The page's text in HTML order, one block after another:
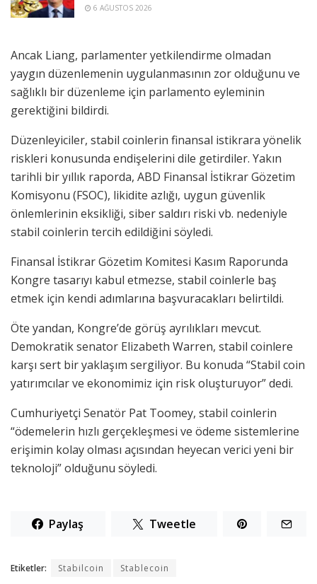
6 AĞUSTOS 2026
Ancak Liang, parlamenter yetkilendirme olmadan
yaygın düzenlemenin uygulanmasının zor olduğunu ve
sağlıklı bir düzenleme için parlamento eyleminin
gerektiğini bildirdi.
Düzenleyiciler, stabil coinlerin finansal istikrara yönelik
riskleri konusunda endişelerini dile getirdiler. Yakın
tarihli bir yıllık raporda, ABD Finansal İstikrar Gözetim
Komisyonu (FSOC), likidite azlığı, uygun güvenlik
önlemlerinin eksikliği, siber saldırı riski vb. nedeniyle
stabil coinlerin tercih edildiğini söyledi.
Finansal İstikrar Gözetim Komitesi Kasım Raporunda
Kongre tasarıyı kabul etmezse, stabil coinlerle baş
etmek için kendi adımlarına başvuracakları belirtildi.
Öte yandan, Kongre’de görüş ayrılıkları mevcut.
Demokratik senator Elizabeth Warren, stabil coinlere
karşı sert bir yaklaşım sergiliyor. Bu konuda “Stabil coin
yatırımcılar ve ekonomimiz için risk oluşturuyor” dedi.
Cumhuriyetçi Senatör Pat Toomey, stabil coinlerin
“ödemelerin hızlı gerçekleşmesi ve ödeme sistemlerine
erişimin kolay olması açısından heyecan verici yeni bir
teknoloji” olduğunu söyledi.
Paylaş Tweetle
Etiketler: Stabilcoin Stablecoin